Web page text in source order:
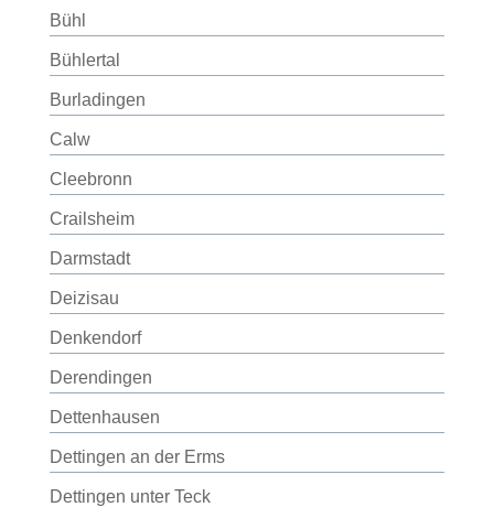
Bühl
Bühlertal
Burladingen
Calw
Cleebronn
Crailsheim
Darmstadt
Deizisau
Denkendorf
Derendingen
Dettenhausen
Dettingen an der Erms
Dettingen unter Teck